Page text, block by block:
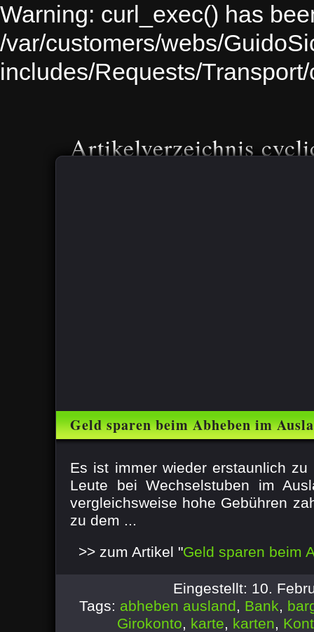
Warning: curl_exec() has
/var/customers/webs/
includes/Requests/
Artikelverzeichnis
Geld sparen beim Abheben im
Es ist immer wieder erstaunlich
Leute bei Wechselstuben im
vergleichsweise hohe Gebühren
zu dem ...
>> zum Artikel "Geld sparen beim
Eingestellt: 10.
Tags: abheben ausland, Bank,
Girokonto, karte, karten,